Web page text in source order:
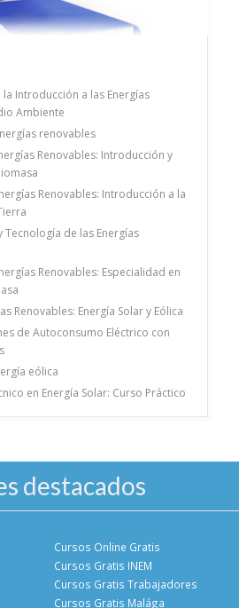
Introducción a las Energías
Ambiente
renovables
Renovables: Introducción y
Renovables: Introducción a la
Tecnología de las Energías
Renovables: Especialidad en
Renovables: Energía Solar y Eólica
de Autoconsumo Eléctrico con
eólica
en Energía Solar: Curso Práctico
destacados
Cursos Online Gratis
Cursos Gratis INEM
Cursos Gratis Trabajadores
Cursos Gratis Malága